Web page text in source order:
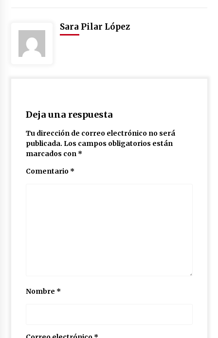
Sara Pilar López
Deja una respuesta
Tu dirección de correo electrónico no será
publicada. Los campos obligatorios están
marcados con *
Comentario *
Nombre *